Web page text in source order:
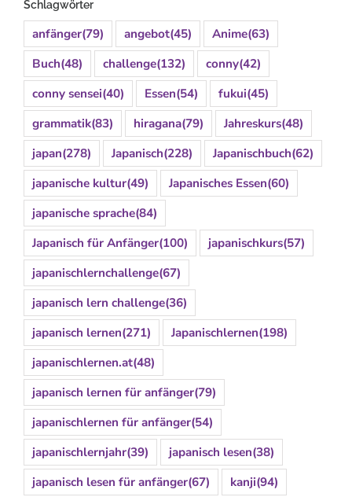
Schlagwörter
anfänger(79) angebot(45) Anime(63)
Buch(48) challenge(132) conny(42)
conny sensei(40) Essen(54) fukui(45)
grammatik(83) hiragana(79) Jahreskurs(48)
japan(278) Japanisch(228) Japanischbuch(62)
japanische kultur(49) Japanisches Essen(60)
japanische sprache(84)
Japanisch für Anfänger(100) japanischkurs(57)
japanischlernchallenge(67)
japanisch lern challenge(36)
japanisch lernen(271) Japanischlernen(198)
japanischlernen.at(48)
japanisch lernen für anfänger(79)
japanischlernen für anfänger(54)
japanischlernjahr(39) japanisch lesen(38)
japanisch lesen für anfänger(67) kanji(94)